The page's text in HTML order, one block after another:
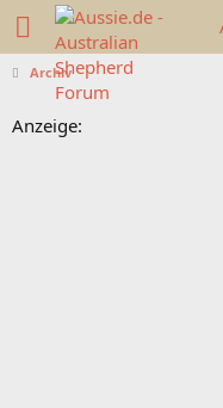
Archiv
Anzeige: